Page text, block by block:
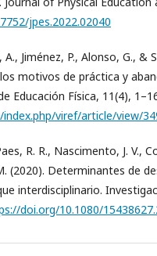
jpes.2022.02040
Jiménez, P., Alonso, G., &
motivos de práctica y
Educación Física, 11(4),
viref/article/view/
R. R., Nascimento, J. V.,
(2020). Determinantes de
interdisciplinario.
doi.org/10.1080/